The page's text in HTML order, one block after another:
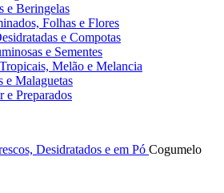
e Beringelas
Folhas e Flores
e Compotas
e Sementes
Melão e Melancia
e Malaguetas
e Preparados
Desidratados e em Pó Cogumelo